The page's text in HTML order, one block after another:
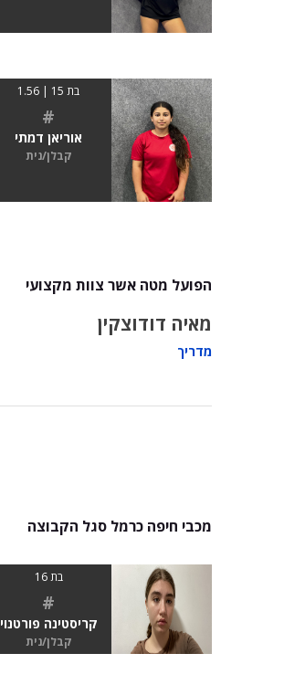
בת 15 | 1.56
#
אוריאן דמתי
קבלן/נית
הפועל מטה אשר צוות מקצועי
מאיה דודוצקין
מדריך
מכבי חיפה כרמל סגל הקבוצה
בת 16
#
קריסטינה פורטנוי
קבלן/נית